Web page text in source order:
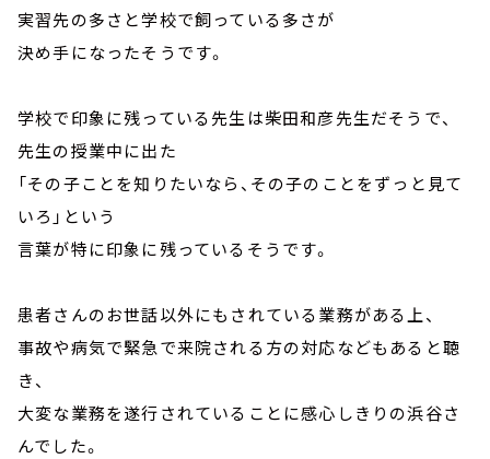
実習先の多さと学校で飼っている多さが
決め手になったそうです。
学校で印象に残っている先生は柴田和彦先生だそうで、
先生の授業中に出た
「その子ことを知りたいなら、その子のことをずっと見て
いろ」という
言葉が特に印象に残っているそうです。
患者さんのお世話以外にもされている業務がある上、
事故や病気で緊急で来院される方の対応などもあると聴
き、
大変な業務を遂行されていることに感心しきりの浜谷さ
んでした。